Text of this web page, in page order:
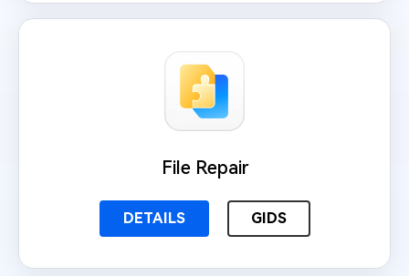
File Repair
DETAILS GIDS